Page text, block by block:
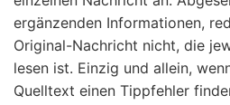
ergänzenden Informationen,
Original-Nachricht nicht, die
lesen ist. Einzig und allein,
Quelltext einen Tippfehler